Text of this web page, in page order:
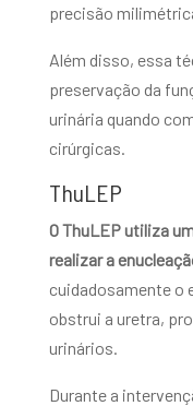
precisão
Além disso, essa
preservação da
urinária quando
cirúrgicas.
ThuLEP
O ThuLEP utiliza
realizar a
cuidadosamente o
obstrui a uretra,
urinários.
Durante a